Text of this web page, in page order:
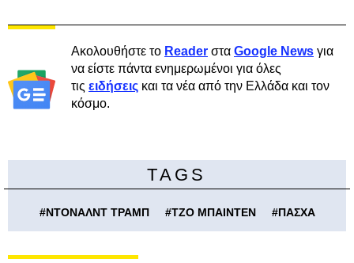
Ακολουθήστε το Reader στα Google News για
να είστε πάντα ενημερωμένοι για όλες
τις ειδήσεις και τα νέα από την Ελλάδα και τον
κόσμο.
TAGS
#ΝΤΟΝΑΛΝΤ ΤΡΑΜΠ #ΤΖΟ ΜΠΑΙΝΤΕΝ #ΠΑΣΧΑ